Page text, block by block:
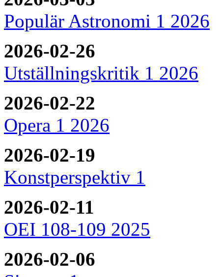
Populär Astronomi 1 2026
2026-02-26
Utställningskritik 1 2026
2026-02-22
Opera 1 2026
2026-02-19
Konstperspektiv 1
2026-02-11
OEI 108-109 2025
2026-02-06